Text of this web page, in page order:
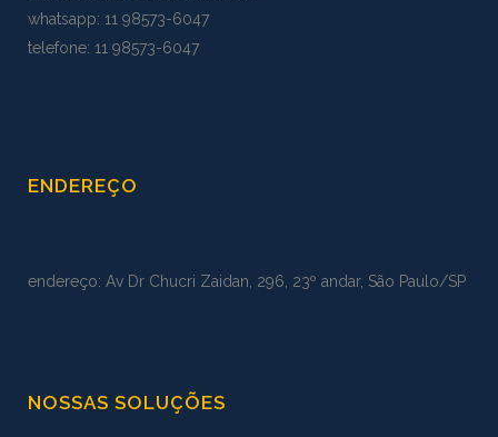
whatsapp: 11 98573-6047
telefone: 11 98573-6047
ENDEREÇO
endereço: Av Dr Chucri Zaidan, 296, 23º andar, São Paulo/SP
NOSSAS SOLUÇÕES